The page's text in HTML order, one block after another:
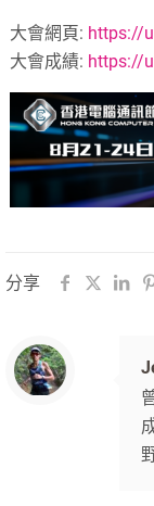
大會網頁: https://
大會成績: https://
分享